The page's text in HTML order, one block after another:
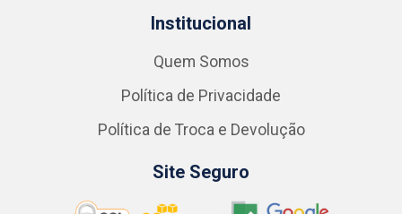
Institucional
Quem Somos
Política de Privacidade
Política de Troca e Devolução
Site Seguro